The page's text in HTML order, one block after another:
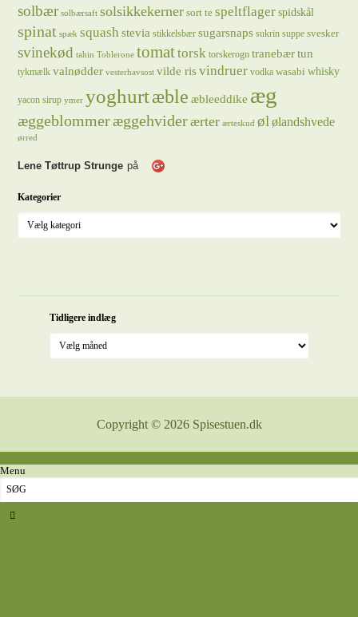
solbær solbærsaft solsikkekerner sort te speltflager spidskål
spinat spæk squash stevia stikkelsbær sugarsnaps sukrin suppe svesker
svinekød tahin Toblerone tomattorsk torskerogn tranebærtun
tykmælk valnødder vesterhavsost vilde ris vindruer vodka wasabi whisky
yacon sirup ymer yoghurtæble æbleeddike æg
æggeblommeræggehviderærter ærteskud øl ølandshvede
ørred
Lene Tøttrup Strunge på
Kategorier
Tidligere indlæg
Copyright © 2026 Spisestuen.dk
Menu